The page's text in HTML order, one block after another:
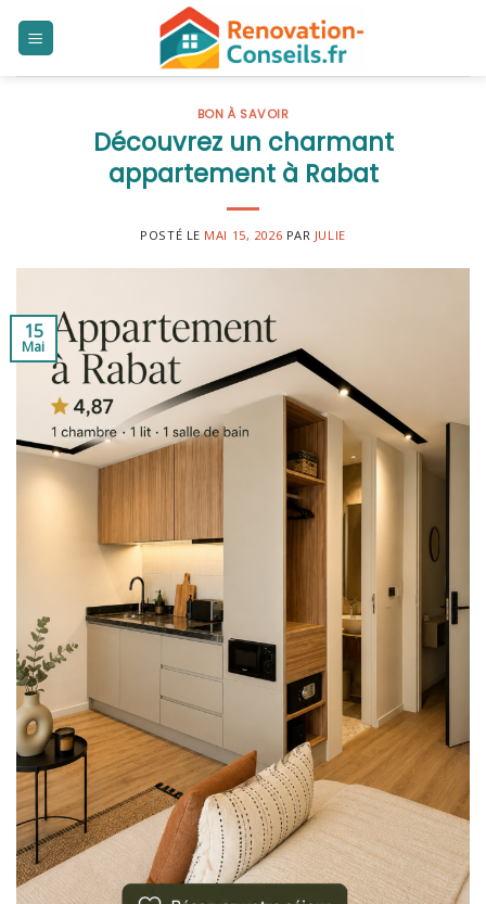
BON À SAVOIR
Découvrez un charmant
appartement à Rabat
POSTÉ LE MAI 15, 2026 PAR JULIE
15
Mai